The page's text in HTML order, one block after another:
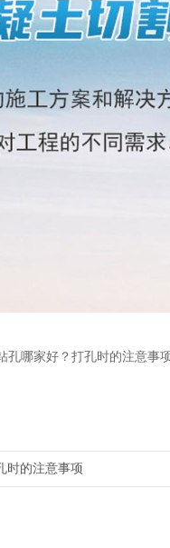
孔哪家好？打孔时的注意事
时的注意事项